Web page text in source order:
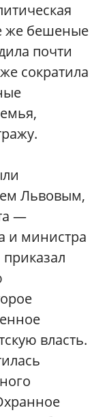
же бешеные
почти
сократила
Львовым,
—
и министра
власть.